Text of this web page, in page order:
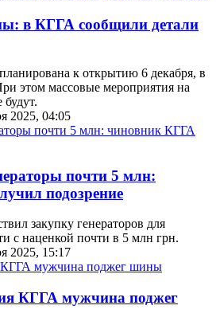
в КГГА сообщили детали
к открытию 6 декабря, в
этом массовые мероприятия на
2025, 04:05
почти 5 млн:
подозрение
закупку генераторов для
с наценкой почти в 5 млн грн.
2025, 15:17
КГГА мужчина поджег